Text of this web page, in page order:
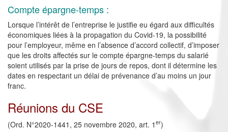
Compte épargne-temps :
Lorsque l’intérêt de l’entreprise le justifie eu égard aux difficultés
économiques liées à la propagation du Covid-19, la possibilité
pour l’employeur, même en l’absence d’accord collectif, d’imposer
que les droits affectés sur le compte épargne-temps du salarié
soient utilisés par la prise de jours de repos, dont il détermine les
dates en respectant un délai de prévenance d’au moins un jour
franc.
Réunions du CSE
(Ord. N°2020-1441, 25 novembre 2020, art. 1 er)